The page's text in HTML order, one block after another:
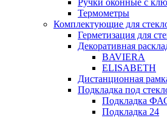
Термометры
Комплектующие для
Герметизация для
Декоративная
BAVIERA
ELISABETH
Дистанционная
Подкладка под
Подкладка
Подкладка 24